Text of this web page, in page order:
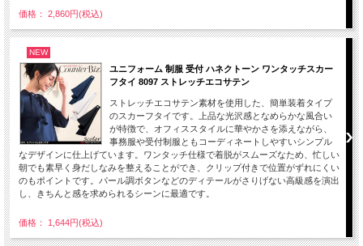
価格： 2,860円(税込)
NEW
ユニフォーム 制服 受付 ハネクトーン ワンタッチスカー
フタイ 8097 ストレッチエコサテン
ストレッチエコサテン素材を使用した、簡単装着タイプ
のスカーフタイです。上品な光沢感となめらかな風合い
が特徴で、オフィススタイルに華やかさを添えながら、
事務服や受付制服ともコーディネートしやすいシンプル
なデザインに仕上げています。ワンタッチ仕様で着脱がスムーズなため、忙しい
朝でも素早く身だしなみを整えることができ、クリップ付きで位置がずれにくい
のもポイントです。パール調ボタンなどのディテールがさりげない高級感を演出
し、きちんと感を求められるシーンに最適です。
価格： 1,644円(税込)